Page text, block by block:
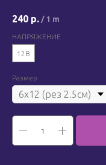
240 р. / 1 m
НАПРЯЖЕНИЕ
12В
Размер